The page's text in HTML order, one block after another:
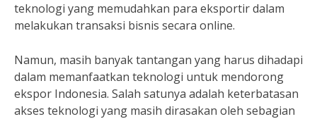
teknologi yang memudahkan para eksportir dalam
melakukan transaksi bisnis secara online.
Namun, masih banyak tantangan yang harus dihadapi
dalam memanfaatkan teknologi untuk mendorong
ekspor Indonesia. Salah satunya adalah keterbatasan
akses teknologi yang masih dirasakan oleh sebagian